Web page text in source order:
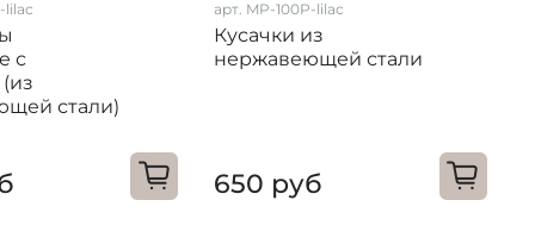
lilac
с
стали)
арт. MP-100P-lilac
Кусачки из
нержавеющей стали
650 руб